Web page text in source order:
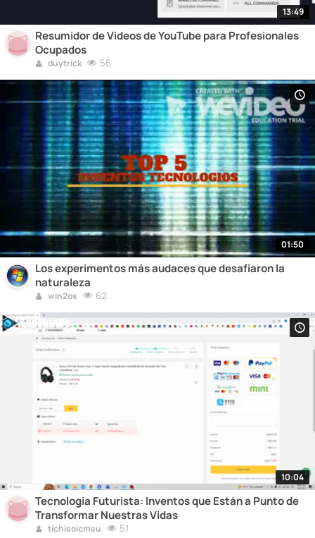
13:49
Resumidor de Videos de YouTube para Profesionales
Ocupados
duytrick 56
01:50
Los experimentos más audaces que desafiaron la
naturaleza
win2os 62
10:04
Tecnología Futurista: Inventos que Están a Punto de
Transformar Nuestras Vidas
tichisoicmsu 51